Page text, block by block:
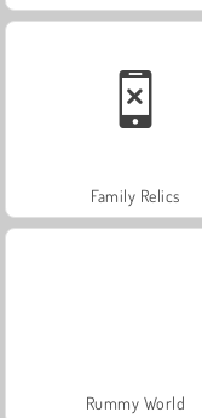
Family Relics
Rummy World